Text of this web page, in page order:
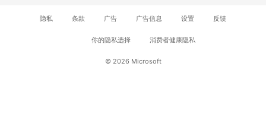
隐私 条款 广告 广告信息 设置 反馈
你的隐私选择 消费者健康隐私
© 2026 Microsoft